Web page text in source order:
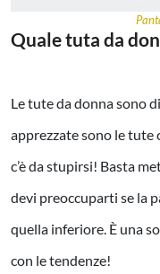
Quale tuta da
Le tute da donna sono
apprezzate sono le tute
c’è da stupirsi! Basta
devi preoccuparti se la
quella inferiore. È una
con le tendenze!